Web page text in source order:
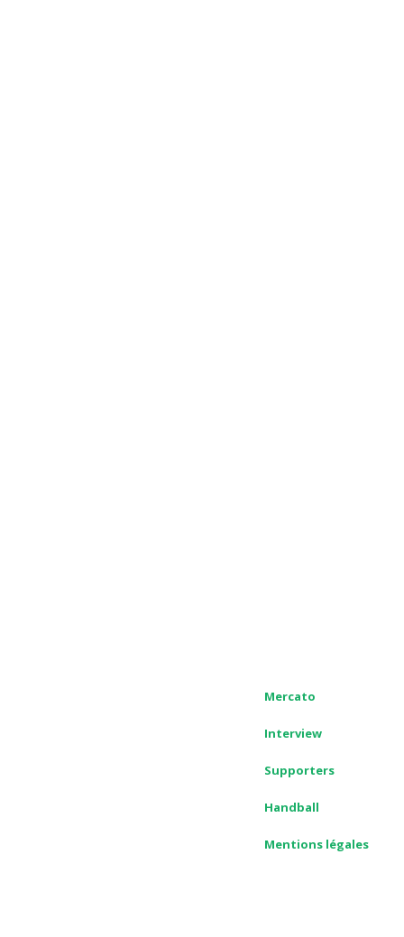
Mercato
Interview
Supporters
Handball
Mentions légales